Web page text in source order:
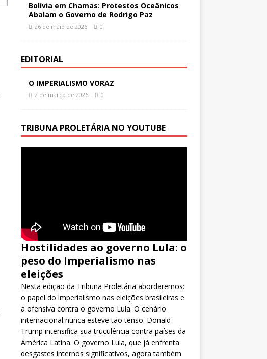
Bolívia em Chamas: Protestos Oceânicos
Abalam o Governo de Rodrigo Paz
26 de maio de 2026 0
EDITORIAL
O IMPERIALISMO VORAZ
2 de março de 2026 0
TRIBUNA PROLETÁRIA NO YOUTUBE
Hostilidades ao governo Lula: o
peso do Imperialismo nas
eleições
Nesta edição da Tribuna Proletária abordaremos:
o papel do imperialismo nas eleições brasileiras e
a ofensiva contra o governo Lula. O cenário
internacional nunca esteve tão tenso. Donald
Trump intensifica sua truculência contra países da
América Latina. O governo Lula, que já enfrenta
desgastes internos significativos, agora também